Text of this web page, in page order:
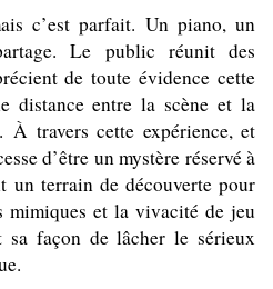
c’est parfait. Un piano, un
Le public réunit des
de toute évidence cette
distance entre la scène et la
À travers cette expérience, et
d’être un mystère réservé à
un terrain de découverte pour
mimiques et la vivacité de jeu
sa façon de lâcher le sérieux